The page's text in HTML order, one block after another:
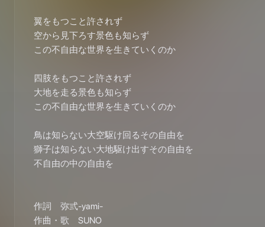
翼をもつこと許されず
空から見下ろす景色も知らず
この不自由な世界を生きていくのか
四肢をもつこと許されず
大地を走る景色も知らず
この不自由な世界を生きていくのか
鳥は知らない大空駆け回るその自由を
獅子は知らない大地駆け出すその自由を
不自由の中の自由を
作詞　弥弎-yami-
作曲・歌　SUNO